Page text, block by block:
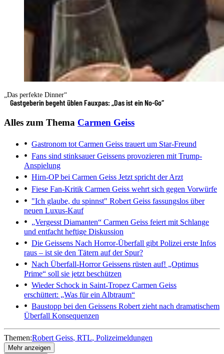
„Das perfekte Dinner“
Gastgeberin begeht üblen Fauxpas: „Das ist ein No-Go“
Alles zum Thema Carmen Geiss
Gastronom tot Carmen Geiss trauert um Star-Freund
Fans sind stinksauerGeissens provozieren mit Trump-
Anspielung
Hirn-OP bei Carmen Geiss Jetzt spricht der Arzt
Fiese Fan-Kritik Carmen Geiss wehrt sich gegen Vorwürfe
"Ich glaube, du spinnst" Robert Geiss fassungslos über
neuen Luxus-Kauf
„Vergesst Diamanten“ Carmen Geiss feiert mit Schlange
und entfacht heftige Diskussion
Die Geissens Nach Horror-Überfall gibt Polizei erste Infos
raus – ist sie den Tätern auf der Spur?
Nach Überfall-HorrorGeissens rüsten auf! „Optimus
Prime“ soll sie jetzt beschützen
Wieder Schock in Saint-Tropez Carmen Geiss
erschüttert: „Was für ein Albtraum“
Baustopp bei den Geissens Robert zieht nach dramatischem
Überfall Konsequenzen
Themen:Robert Geiss RTL Polizeimeldungen
Mehr anzeigen